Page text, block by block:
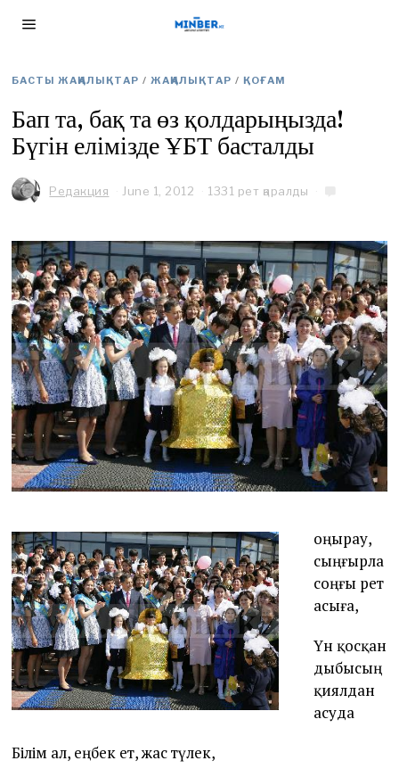
БАСТЫ ЖАҢАЛЫҚТАР / ЖАҢАЛЫҚТАР / ҚОҒАМ
Бап та, бақ та өз қолдарыңызда!
Бүгін елімізде ҰБТ басталды
Редакция June 1, 2012
e
1
2
0
1
2
1331 рет қаралды
Қоңырау,
сыңғырла
соңғы рет
асыға,
Үн қосқан
дыбысың
қиялдан
асуда
Білім ал, еңбек ет, жас түлек,